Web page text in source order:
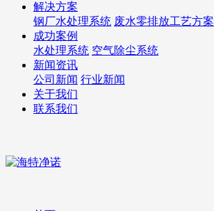
解决方案
钢厂水处理系统 废水零排放工艺方案
成功案例
水处理系统 空气除尘系统
新闻资讯
公司新闻 行业新闻
关于我们
联系我们